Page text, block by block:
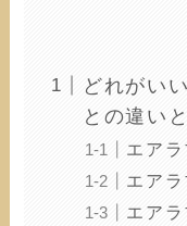
どれがい
との違い
エア
エア
エア